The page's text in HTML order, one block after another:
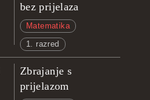
bez prijelaza
Matematika
1. razred
Zbrajanje s
prijelazom